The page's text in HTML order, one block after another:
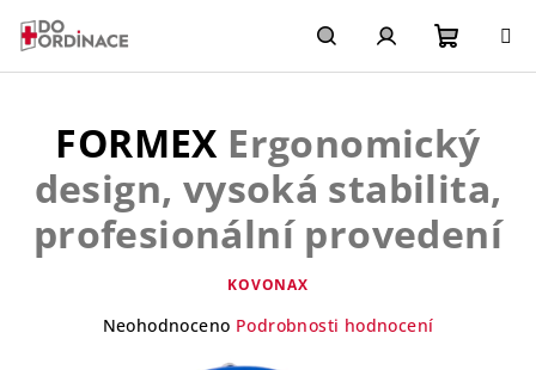
obsah
HledatPřihlášení
košík
FORMEX Ergonomický
design, vysoká stabilita,
profesionální provedení
KOVONAX
Průměrné
Neohodnoceno Podrobnosti hodnocení